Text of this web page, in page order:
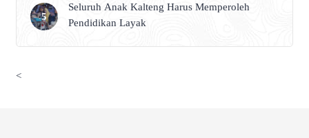
Seluruh Anak Kalteng Harus Memperoleh
Pendidikan Layak
<